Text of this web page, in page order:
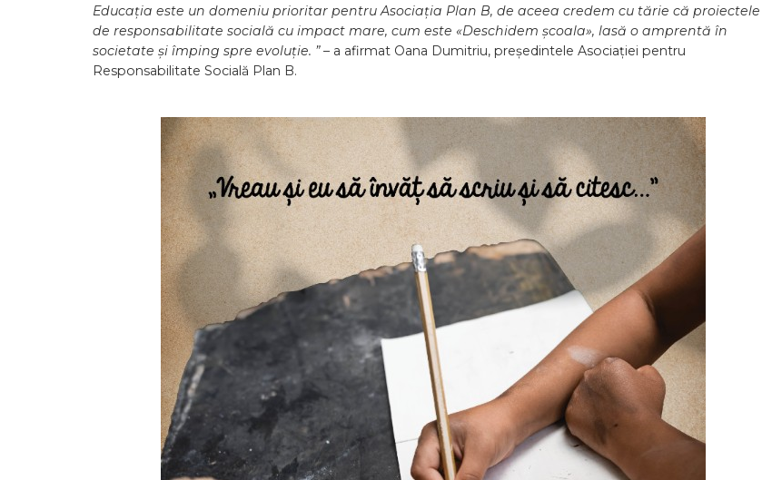
Educația este un domeniu prioritar pentru Asociația Plan B, de aceea credem cu tărie că proiectele
de responsabilitate socială cu impact mare, cum este «Deschidem școala», lasă o amprentă în
societate și împing spre evoluție. ”– a afirmat Oana Dumitriu, președintele Asociației pentru
Responsabilitate Socială Plan B.